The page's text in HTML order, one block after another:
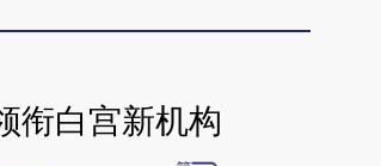
衔白宫新机构